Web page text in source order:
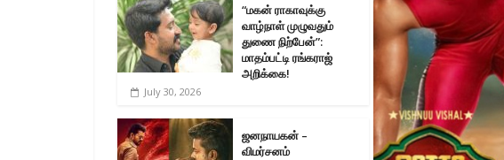
“மகன் ராகாவுக்கு
வாழ்நாள் முழுவதும்
துணை நிற்பேன்”:
மாதம்பட்டி ரங்கராஜ்
அறிக்கை!
July 30, 2026
ஜனநாயகன் –
விமர்சனம்